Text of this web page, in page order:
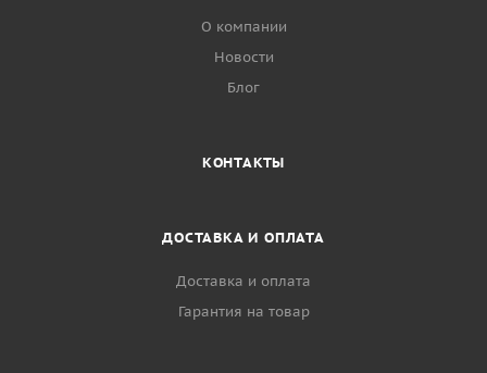
О компании
Новости
Блог
КОНТАКТЫ
ДОСТАВКА И ОПЛАТА
Доставка и оплата
Гарантия на товар